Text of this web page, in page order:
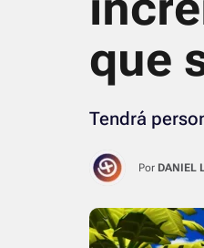
que
Tendrá
Por DANIEL